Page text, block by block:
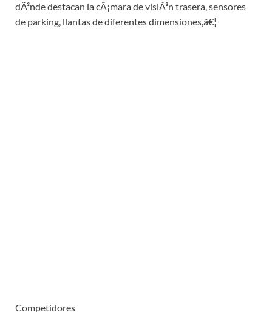
dÃ³nde destacan la cÃ¡mara de visiÃ³n trasera, sensores
de parking, llantas de diferentes dimensiones,â€¦
Competidores